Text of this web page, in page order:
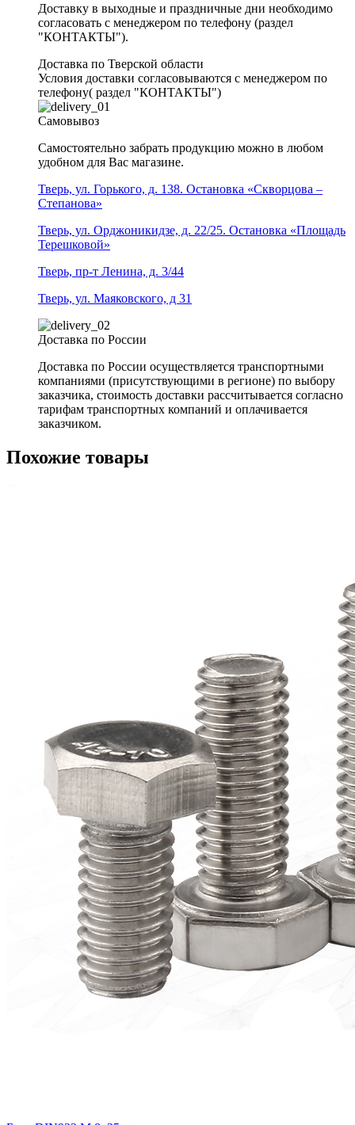
Доставку в выходные и праздничные дни необходимо
согласовать с менеджером по телефону (раздел
"КОНТАКТЫ").
Доставка по Тверской области
Условия доставки согласовываются с менеджером по
телефону( раздел "КОНТАКТЫ")
Самовывоз
Самостоятельно забрать продукцию можно в любом
удобном для Вас магазине.
Тверь, ул. Горького, д. 138. Остановка «Скворцова –
Степанова»
Тверь, ул. Орджоникидзе, д. 22/25. Остановка «Площадь
Терешковой»
Тверь, пр-т Ленина, д. 3/44
Тверь, ул. Маяковского, д 31
Доставка по России
Доставка по России осуществляется транспортными
компаниями (присутствующими в регионе) по выбору
заказчика, стоимость доставки рассчитывается согласно
тарифам транспортных компаний и оплачивается
заказчиком.
Похожие товары